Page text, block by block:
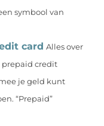
symbool van
card Alles over
prepaid credit
je geld kunt
“Prepaid”